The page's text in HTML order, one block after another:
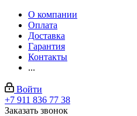
О компании
Оплата
Доставка
Гарантия
Контакты
...
Войти
+7 911 836 77 38
Заказать звонок